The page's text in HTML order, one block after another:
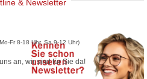
& Newsletter
Fr 8-18 Uhr, Sa 9-12 Uhr)
an, wir sind für Sie da!